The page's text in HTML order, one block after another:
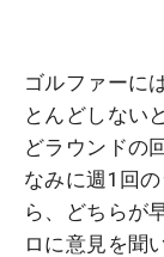
ゴルファーに
とんどしない
どラウンドの
なみに週1回
ら、どちらが
ロに意見を聞